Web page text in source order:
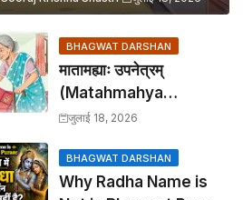
BHAGWAT DARSHAN
मातामह्याः उपनेत्रम्
(Matahmahya
Upanetram) - Class 9
Translation &
Solutions
जुलाई 18, 2026
BHAGWAT DARSHAN
Why Radha Name is